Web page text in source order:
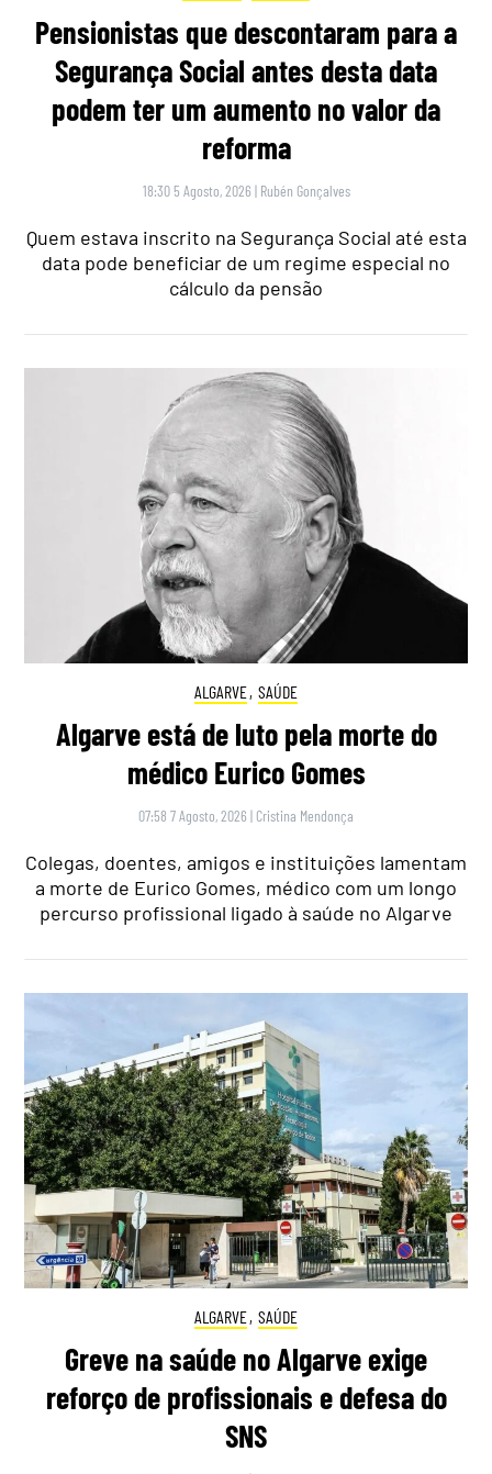
Pensionistas que descontaram para a
Segurança Social antes desta data
podem ter um aumento no valor da
reforma
18:30 5 Agosto, 2026 | Rubén Gonçalves
Quem estava inscrito na Segurança Social até esta
data pode beneficiar de um regime especial no
cálculo da pensão
ALGARVE, SAÚDE
Algarve está de luto pela morte do
médico Eurico Gomes
07:58 7 Agosto, 2026 | Cristina Mendonça
Colegas, doentes, amigos e instituições lamentam
a morte de Eurico Gomes, médico com um longo
percurso profissional ligado à saúde no Algarve
ALGARVE, SAÚDE
Greve na saúde no Algarve exige
reforço de profissionais e defesa do
SNS